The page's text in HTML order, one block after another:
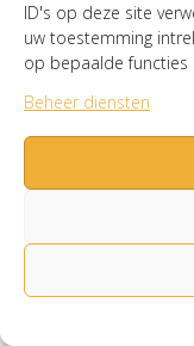
ID's op deze site
uw toestemming
op bepaalde functies
Beheer diensten
© House of